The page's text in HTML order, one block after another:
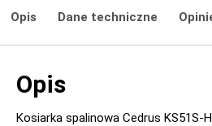
Opis Dane techniczne
Opis
Kosiarka spalinowa Cedrus KS51S-